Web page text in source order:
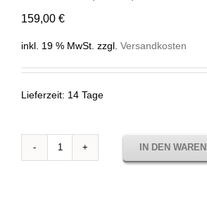
159,00 €
inkl. 19 % MwSt. zzgl. Versandkosten
Lieferzeit: 14 Tage
Sunbrella
IN DEN